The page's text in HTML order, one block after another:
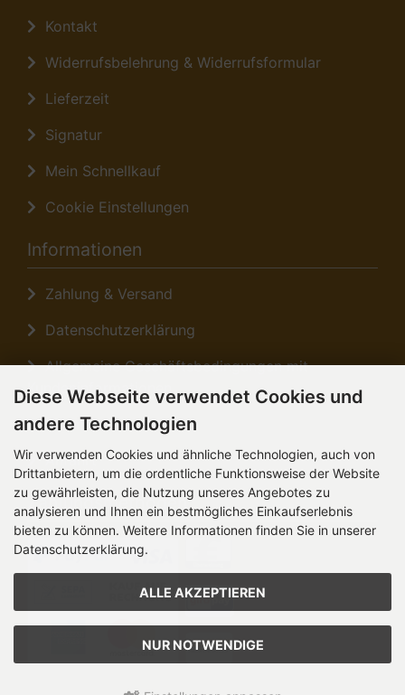
Kontakt
Widerrufsbelehrung & Widerrufsformular
Lieferzeit
Signatur
Mein Schnellkauf
Cookie Einstellungen
Informationen
Zahlung & Versand
Datenschutzerklärung
Allgemeine Geschäftsbedingungen mit
Kundeninformationen
Sitemap
Anfahrt
Zahlungsmethoden
Diese Webseite verwendet Cookies und
andere Technologien
Wir verwenden Cookies und ähnliche Technologien, auch von
Drittanbietern, um die ordentliche Funktionsweise der Website
zu gewährleisten, die Nutzung unseres Angebotes zu
analysieren und Ihnen ein bestmögliches Einkaufserlebnis
bieten zu können. Weitere Informationen finden Sie in unserer
Datenschutzerklärung.
ALLE AKZEPTIEREN
NUR NOTWENDIGE